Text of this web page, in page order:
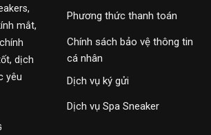
mắt,
dịch
yêu
Phương thức thanh toán
Chính sách bảo vệ thông tin
cá nhân
Dịch vụ ký gửi
Dịch vụ Spa Sneaker